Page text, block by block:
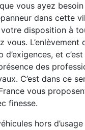
vous ayez
dans cette
disposition à
L’enlèvement
et c’est
des
C’est dans ce
vous
finesse.
hors